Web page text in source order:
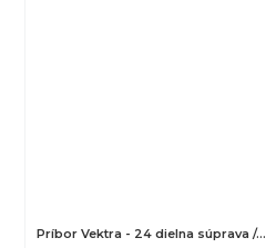
Príbor Vektra - 24 dielna súprava /…